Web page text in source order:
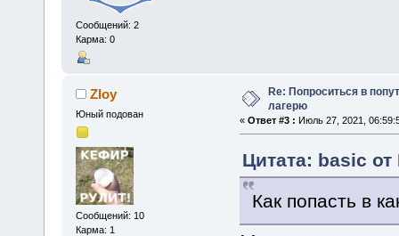
Сообщений: 2
Карма: 0
Zloy
Юный подован
Сообщений: 10
Карма: 1
Re: Попроситься в
лагерю
« Ответ #3 : Июль 27, 2021,
Цитата: basic
Как попасть в